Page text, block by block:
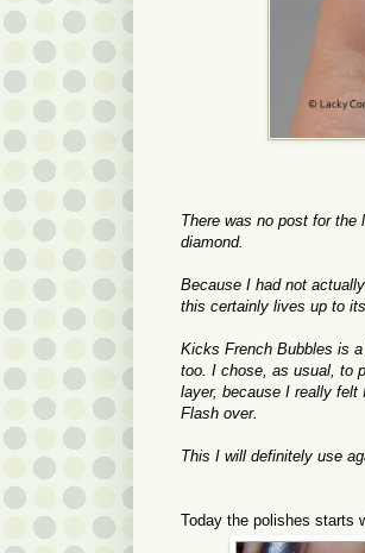
There was no post for
diamond.
Because I had not
this certainly lives up to
Kicks French Bubbles is
too. I chose, as usual, to
layer, because I really
Flash over.
This I will definitely use
Today the polishes starts